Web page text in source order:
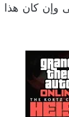
وإن كان